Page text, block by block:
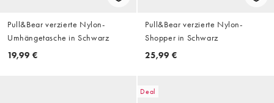
Pull&Bear verzierte Nylon-
Umhängetasche in Schwarz
19,99 €
Pull&Bear verzierte Nylon-
Shopper in Schwarz
25,99 €
Deal